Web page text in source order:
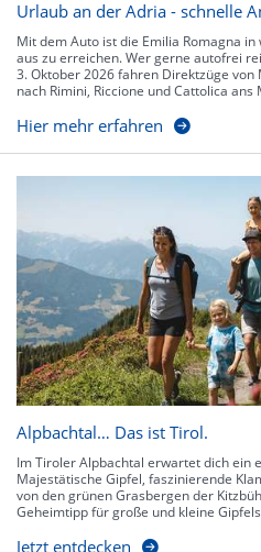
Urlaub an der Adria - schnelle
Mit dem Auto ist die Emilia Romagna
aus zu erreichen. Wer gerne autofrei
3. Oktober 2026 fahren Direktzüge von
nach Rimini, Riccione und Cattolica ans
Hier mehr erfahren
Alpbachtal… Das ist Tirol.
Im Tiroler Alpbachtal erwartet dich ein
Majestätische Gipfel, faszinierende
von den grünen Grasbergen der
Geheimtipp für große und kleine
Jetzt entdecken